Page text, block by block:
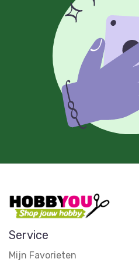
Service
Mijn Favorieten